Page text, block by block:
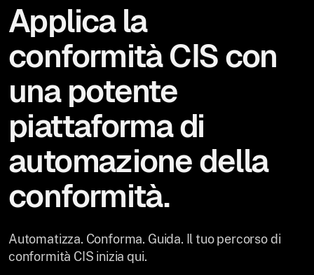
Applica la
conformità CIS con
una potente
piattaforma di
automazione della
conformità.
Automatizza. Conforma. Guida. Il tuo percorso di
conformità CIS inizia qui.